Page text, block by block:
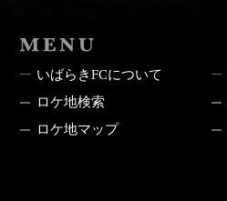
いばらきFCについて
ロケ地検索
ロケ地マップ